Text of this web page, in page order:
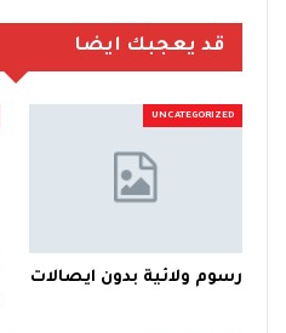
قد يعجبك ايضا
UNCATEGORIZED
رسوم ولائية بدون ايصالات